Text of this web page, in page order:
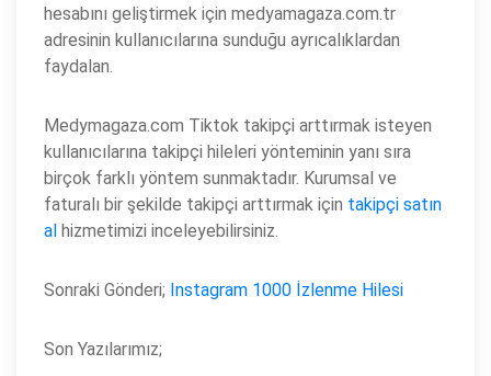
hesabını geliştirmek için medyamagaza.com.tr
adresinin kullanıcılarına sunduğu ayrıcalıklardan
faydalan.
Medymagaza.com Tiktok takipçi arttırmak isteyen
kullanıcılarına takipçi hileleri yönteminin yanı sıra
birçok farklı yöntem sunmaktadır. Kurumsal ve
faturalı bir şekilde takipçi arttırmak için takipçi satın
al hizmetimizi inceleyebilirsiniz.
Sonraki Gönderi; Instagram 1000 İzlenme Hilesi
Son Yazılarımız;